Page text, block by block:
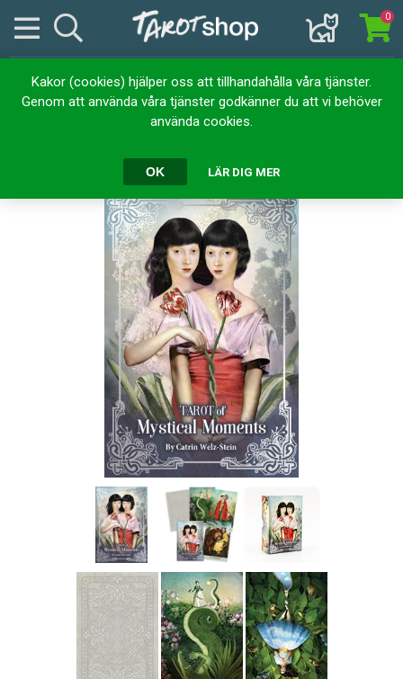
Kakor (cookies) hjälper oss att tillhandahålla våra tjänster.
Genom att använda våra tjänster godkänner du att vi behöver
använda cookies.
OK LÄR DIG MER
0
Kortlekar Tarotkort Tarot of Mystical Moments
Tarot of Mystical Moments